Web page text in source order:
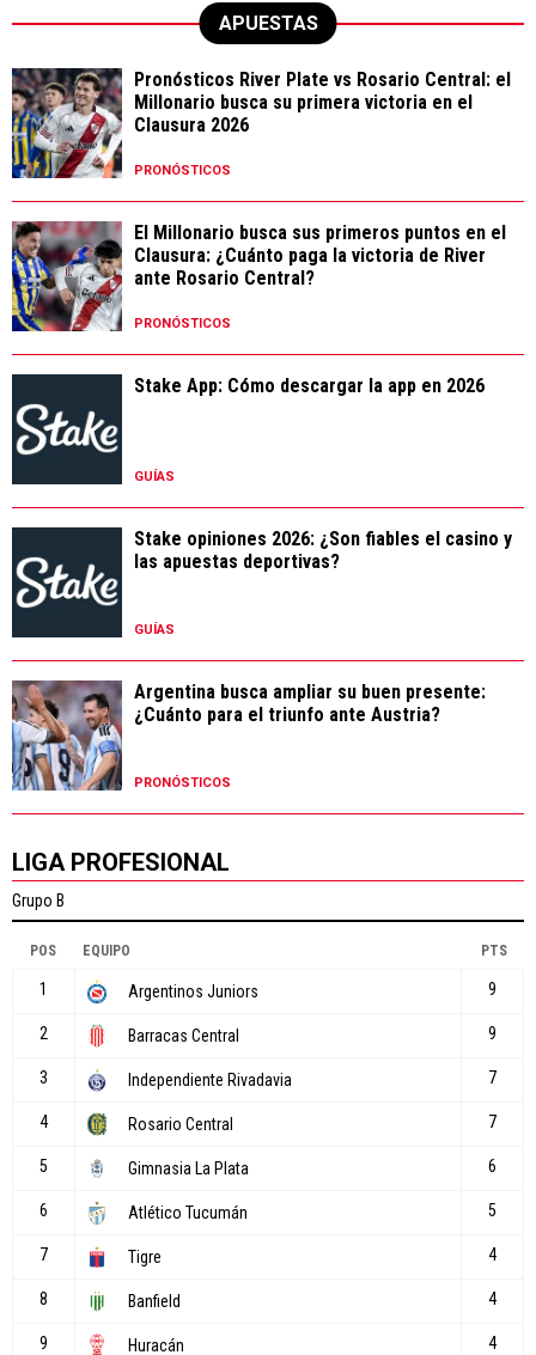
APUESTAS
Pronósticos River Plate vs Rosario Central: el
Millonario busca su primera victoria en el
Clausura 2026
PRONÓSTICOS
El Millonario busca sus primeros puntos en el
Clausura: ¿Cuánto paga la victoria de River
ante Rosario Central?
PRONÓSTICOS
Stake App: Cómo descargar la app en 2026
GUÍAS
Stake opiniones 2026: ¿Son fiables el casino y
las apuestas deportivas?
GUÍAS
Argentina busca ampliar su buen presente:
¿Cuánto para el triunfo ante Austria?
PRONÓSTICOS
LIGA PROFESIONAL